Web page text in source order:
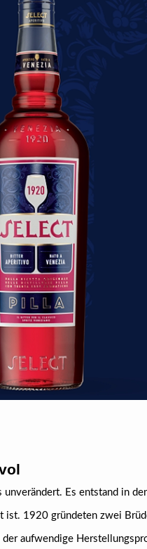
Es entstand in
ist. 1920 gründeten zwei
aufwendige